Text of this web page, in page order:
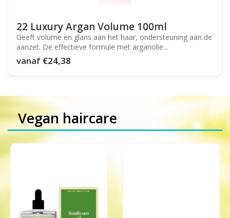
22 Luxury Argan Volume 100ml
Geeft volume en glans aan het haar, ondersteuning aan de
aanzet. De effectieve formule met arganolie...
vanaf €24,38
Vegan haircare